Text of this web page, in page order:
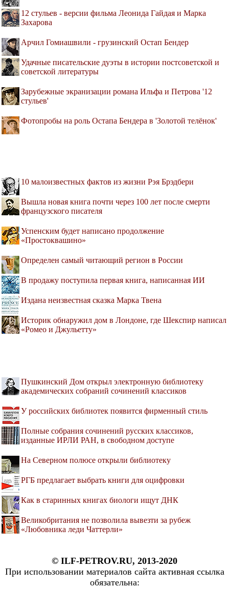
12 стульев - версии фильма Леонида Гайдая и Марка
Захарова
Арчил Гомиашвили - грузинский Остап Бендер
Удачные писательские дуэты в истории постсоветской и
советской литературы
Зарубежные экранизации романа Ильфа и Петрова '12
стульев'
Фотопробы на роль Остапа Бендера в 'Золотой телёнок'
10 малоизвестных фактов из жизни Рэя Брэдбери
Вышла новая книга почти через 100 лет после смерти
французского писателя
Успенским будет написано продолжение
«Простоквашино»
Определен самый читающий регион в России
В продажу поступила первая книга, написанная ИИ
Издана неизвестная сказка Марка Твена
Историк обнаружил дом в Лондоне, где Шекспир написал
«Ромео и Джульетту»
Пушкинский Дом открыл электронную библиотеку
академических собраний сочинений классиков
У российских библиотек появится фирменный стиль
Полные собрания сочинений русских классиков,
изданные ИРЛИ РАН, в свободном доступе
На Северном полюсе открыли библиотеку
РГБ предлагает выбрать книги для оцифровки
Как в старинных книгах биологи ищут ДНК
Великобритания не позволила вывезти за рубеж
«Любовника леди Чаттерли»
© ILF-PETROV.RU, 2013-2020
При использовании материалов сайта активная ссылка
обязательна: